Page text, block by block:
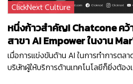
ClickNext Culture
หนึ่งก้าวสำคัญ! Chatcone คว้
สาขา AI Empower ในงาน
เมื่อการแข่งขันด้าน AI ในการทำการตลา
บริษัทผู้ให้บริการด้านเทคโนโลยีก็ยิ่งต้อ